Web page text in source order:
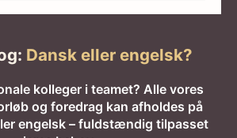
Dansk eller engelsk?
kolleger i teamet? Alle vores
og foredrag kan afholdes på
engelsk – fuldstændig tilpasset